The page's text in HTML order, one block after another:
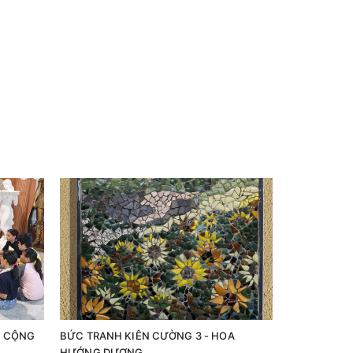
BỨC TRANH KIÊN CƯỜNG 3 - HOA